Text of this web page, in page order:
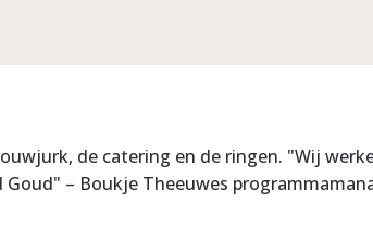
de catering en de ringen. "Wij
– Boukje Theeuwes